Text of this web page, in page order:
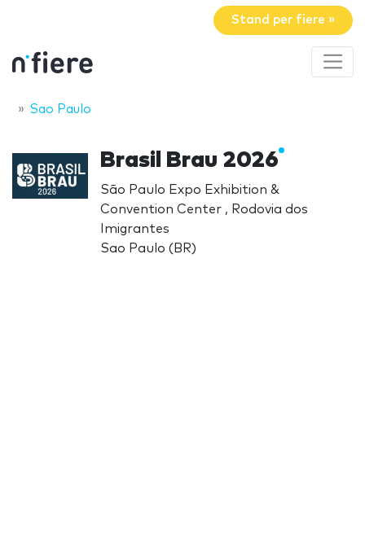
Stand per fiere »
Sao Paulo
Brasil Brau 2026
São Paulo Expo Exhibition &
Convention Center , Rodovia dos
Imigrantes
Sao Paulo (BR)